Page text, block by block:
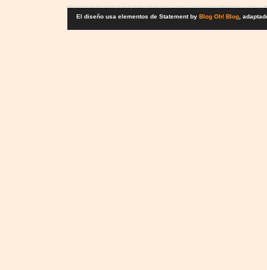
El diseño usa elementos de Statement by Blog Oh! Blog,